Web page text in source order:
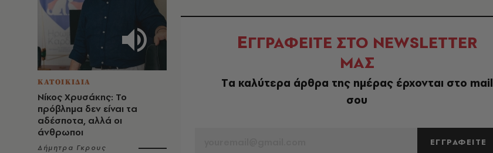
ΚΑΤΟΙΚΙΔΙΑ
Νίκος Χρυσάκης: Το
πρόβλημα δεν είναι τα
αδέσποτα, αλλά οι
άνθρωποι
Δήμητρα Γκρους
ΕΓΓΡΑΦΕΙΤΕ ΣΤΟ NEWSLETTER
ΜΑΣ
Tα καλύτερα άρθρα της ημέρας έρχονται στο mail
σου
ΕΓΓΡΑΦΕΙΤΕ